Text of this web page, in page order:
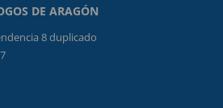
DE ARAGÓN
8 duplicado